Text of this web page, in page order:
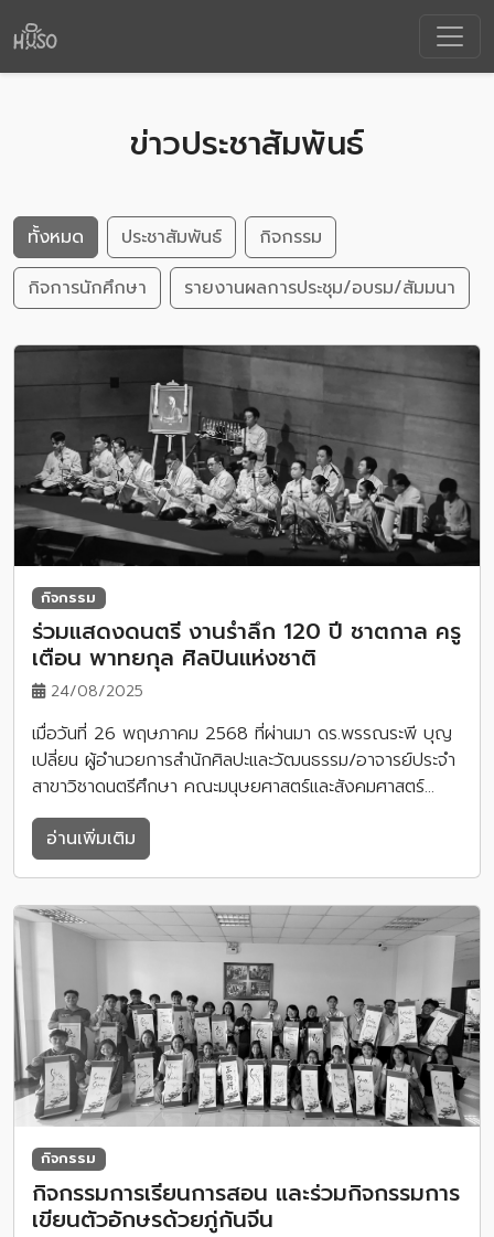
ข่าวประชาสัมพันธ์
ทั้งหมด ประชาสัมพันธ์
กิจกรรม
กิจการนักศึกษา
รายงานผลการประชุม/อบรม/สัมมนา
กิจกรรม
ร่วมแสดงดนตรี งานรำลึก 120 ปี ชาตกาล ครู
เตือน พาทยกุล ศิลปินแห่งชาติ
24/08/2025
เมื่อวันที่ 26 พฤษภาคม 2568 ที่ผ่านมา ดร.พรรณระพี บุญ
เปลี่ยน ผู้อำนวยการสำนักศิลปะและวัฒนธรรม/อาจารย์ประจำ
สาขาวิชาดนตรีศึกษา คณะมนุษยศาสตร์และสังคมศาสตร์…
อ่านเพิ่มเติม
กิจกรรม
กิจกรรมการเรียนการสอน และร่วมกิจกรรมการ
เขียนตัวอักษรด้วยภู่กันจีน